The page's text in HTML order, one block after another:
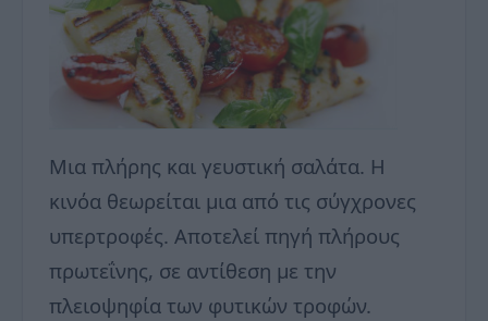
Μια πλήρης και γευστική σαλάτα. Η
κινόα θεωρείται μια από τις σύγχρονες
υπερτροφές. Αποτελεί πηγή πλήρους
πρωτεΐνης, σε αντίθεση με την
πλειοψηφία των φυτικών τροφών.